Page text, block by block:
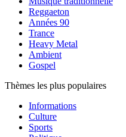
Reggaeton
Années 90
Trance
Heavy Metal
Ambient
Gospel
Thèmes les plus populaires
Informations
Culture
Sports